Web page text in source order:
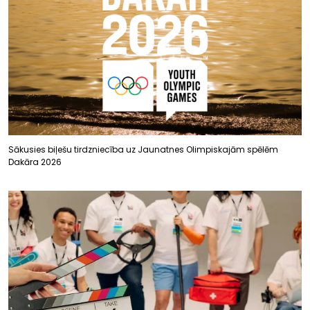
Sākusies biļešu tirdzniecība uz Jaunatnes Olimpiskajām spēlēm
Dakāra 2026